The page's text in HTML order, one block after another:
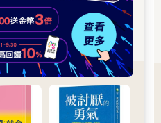
人，而且多數蠢蛋都會這麼
就需要修身養性的功夫了。
Carlyle）說，「偉人對待
之處。」
知名的試飛飛行員，經常表演
演完畢，正要返回洛杉磯。當